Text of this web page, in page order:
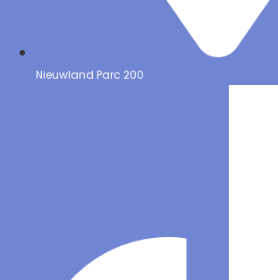
Nieuwland Parc 200